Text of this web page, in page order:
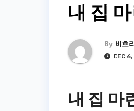
내 집
By 비흐
DEC
내 집 마